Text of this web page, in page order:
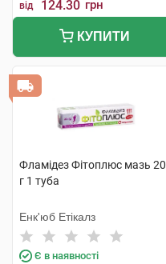
від 124.30 грн
КУПИТИ
Фламідез Фітоплюс мазь 20
г 1 туба
Енк'юб Етікалз
Є в наявності